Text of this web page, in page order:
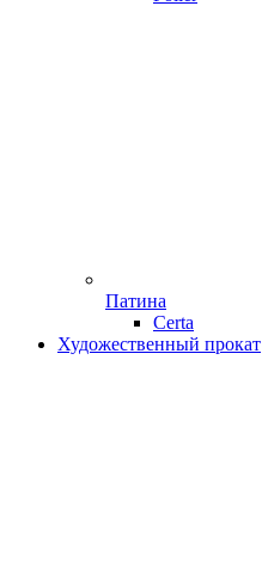
Патина
Certa
Художественный прокат